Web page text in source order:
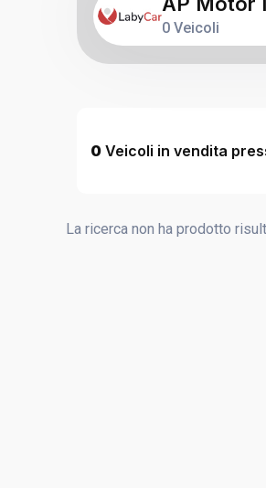
0 Veicoli
0 Veicoli in vendita
La ricerca non ha prodotto